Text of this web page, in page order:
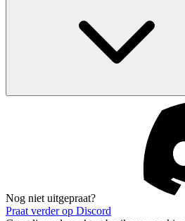
Nog niet uitgepraat?
Praat verder op Discord